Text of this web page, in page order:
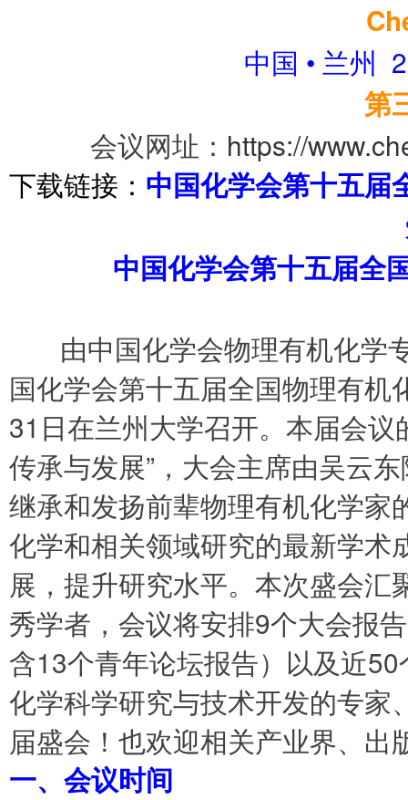
中国 • 兰州
第
会议网址： https://
下载链接： 中国化学会第十五届
中国化学会第十五届全
由中国化学会物理有机化学
国化学会第十五届全国物理有机
31日在兰州大学召开。本届会
传承与发展”，大会主席由吴云
继承和发扬前辈物理有机化学家
化学和相关领域研究的最新学术
展，提升研究水平。本次盛会
秀学者，会议将安排9个大会报
含13个青年论坛报告）以及近
化学科学研究与技术开发的专家
届盛会！也欢迎相关产业界、
一、会议时间